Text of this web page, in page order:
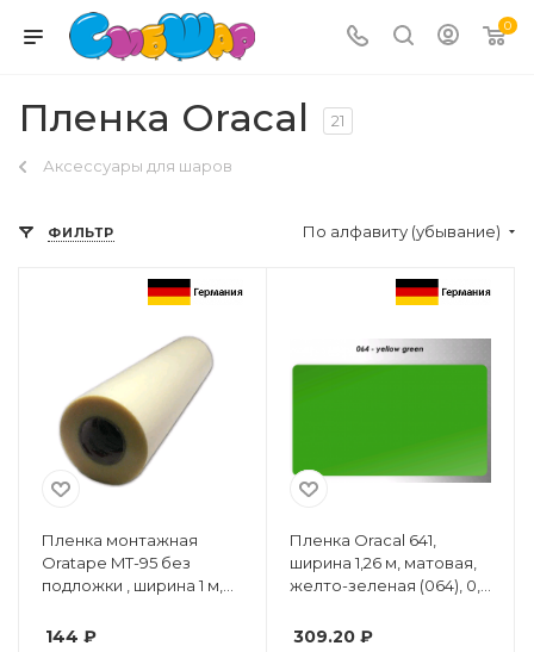
0
Пленка Oracal 21
Аксессуары для шаров
ФИЛЬТР По алфавиту (убывание)
Пленка монтажная
Oratape MT-95 без
подложки , ширина 1 м,
144 ₽
Пленка Oracal 641,
ширина 1,26 м, матовая,
желто-зеленая (064), 0,5
309.20 ₽